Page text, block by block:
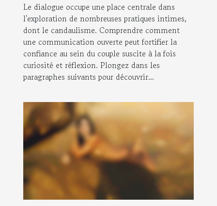
Le dialogue occupe une place centrale dans
l'exploration de nombreuses pratiques intimes,
dont le candaulisme. Comprendre comment
une communication ouverte peut fortifier la
confiance au sein du couple suscite à la fois
curiosité et réflexion. Plongez dans les
paragraphes suivants pour découvrir...